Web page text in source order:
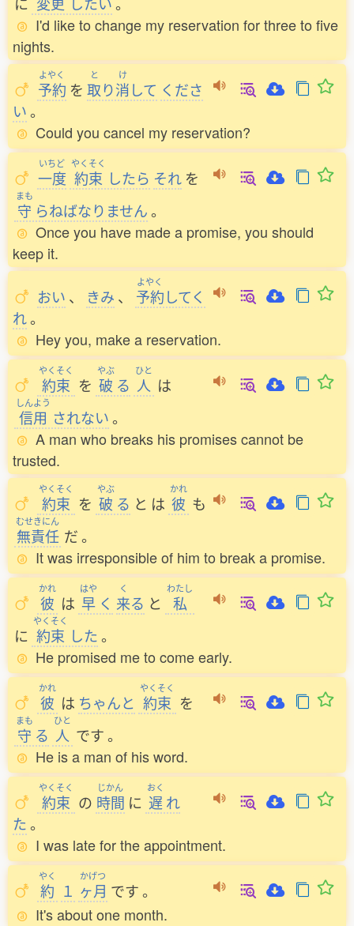
I'd like to change my reservation for three to five
nights.
よやく
予約 を
と
取り
け
消して くださ
い。
Could you cancel my reservation?
いちど
一度
やくそく
約束 したら それ を
まも
守 らねばなりません。
Once you have made a promise, you should
keep it.
おい 、 きみ 、
よやく
予約してく
れ。
Hey you, make a reservation.
やくそく
約束 を
やぶ
破 る
ひと
人 は
しんよう
信用 されない。
A man who breaks his promises cannot be
trusted.
やくそく
約束 を
やぶ
破 る と は
かれ
彼 も
むせきにん
無責任 だ。
It was irresponsible of him to break a promise.
かれ
彼 は
はや
早 く
く
来る と
わたし
私
に
やくそく
約束 した。
He promised me to come early.
かれ
彼 は ちゃんと
やくそく
約束 を
まも
守 る
ひと
人 です。
He is a man of his word.
やくそく
約束 の
じかん
時間 に
おく
遅 れ
た。
I was late for the appointment.
やく
約 １
かげつ
ヶ月 です。
It's about one month.